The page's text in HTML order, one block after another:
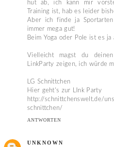
hut ab, ich kann mir
Training ist, hab es leider
Aber ich finde ja
immer mega gut!
Beim Yoga oder Pole ist es ja
Vielleicht magst du
LinkParty zeigen, ich würde
LG Schnittchen
Hier geht's zur LInk Party
http://schnittchenswelt.de/
schnittchen/
ANTWORTEN
UNKNOWN